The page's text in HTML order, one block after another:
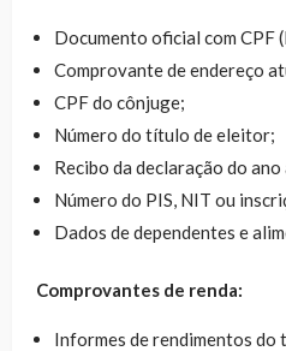
Documento oficial com CPF
Comprovante de endereço
CPF do cônjuge;
Número do título de eleitor;
Recibo da declaração do
Número do PIS, NIT ou
Dados de dependentes e
Comprovantes de renda:
Informes de rendimentos do